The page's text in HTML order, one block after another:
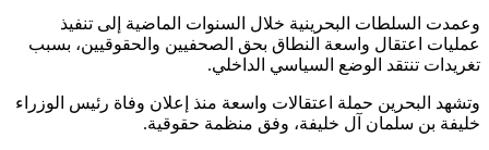
وعمدت السلطات البحرينية خلال السنوات الماضية إلى تنفيذ
عمليات اعتقال واسعة النطاق بحق الصحفيين والحقوقيين، بسبب
تغريدات تنتقد الوضع السياسي الداخلي.
وتشهد البحرين حملة اعتقالات واسعة منذ إعلان وفاة رئيس الوزراء
خليفة بن سلمان آل خليفة، وفق منظمة حقوقية.